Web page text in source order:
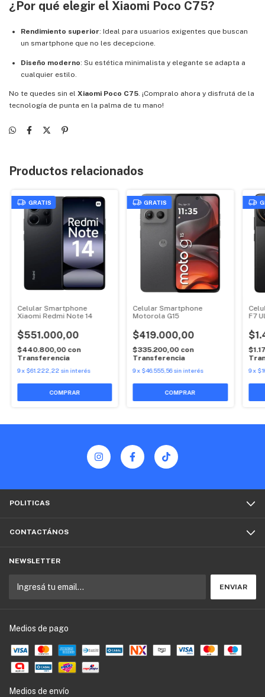
¿Por qué elegir el Xiaomi Poco C75?
Rendimiento superior: Ideal para usuarios exigentes que buscan
un smartphone que no les decepcione.
Diseño moderno: Su estética minimalista y elegante se adapta a
cualquier estilo.
No te quedes sin el Xiaomi Poco C75. ¡Compralo ahora y disfrutá de la
tecnología de punta en la palma de tu mano!
Productos relacionados
GRATIS
Celular Smartphone
Xiaomi Redmi Note 14
$551.000,00
$440.800,00 con
Transferencia
9x $61.222,22 sin interés
COMPRAR
GRATIS
Celular Smartphone
Motorola G15
$419.000,00
$335.200,00 con
Transferencia
9x $46.555,56 sin interés
COMPRAR
F7
9x
POLITICAS
CONTACTÁNOS
NEWSLETTER
Medios de pago
Medios de envío